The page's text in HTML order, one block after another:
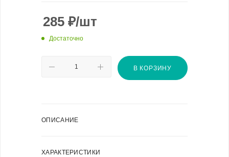
285 ₽/шт
Достаточно
В КОРЗИНУ
ОПИСАНИЕ
ХАРАКТЕРИСТИКИ